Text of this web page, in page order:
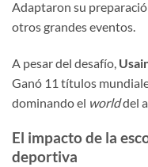
Adaptaron su
otros grandes eventos.
A pesar del desafío,
Ganó 11 títulos
dominando el worlddel
El impacto de la
deportiva